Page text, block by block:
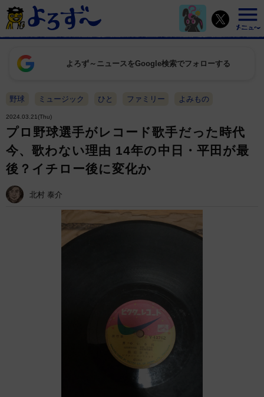
よろず～ニュースをGoogle検索でフォローする
野球 ミュージック ひと ファミリー よみもの
2024.03.21(Thu)
プロ野球選手がレコード歌手だった時代
今、歌わない理由 14年の中日・平田が最
後？イチロー後に変化か
北村 泰介